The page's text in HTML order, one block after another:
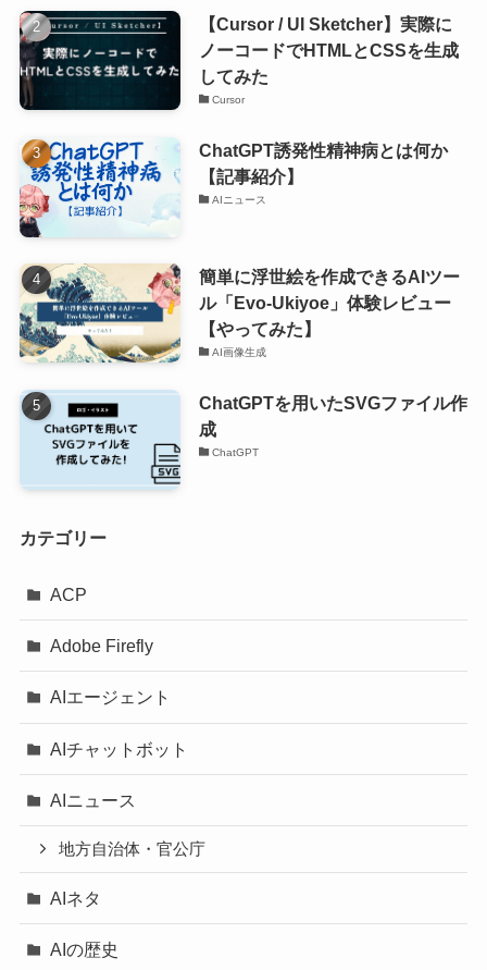
【Cursor / UI Sketcher】実際に
ノーコードでHTMLとCSSを生成
してみた
Cursor
ChatGPT誘発性精神病とは何か
【記事紹介】
AIニュース
簡単に浮世絵を作成できるAIツー
ル「Evo-Ukiyoe」体験レビュー
【やってみた】
AI画像生成
ChatGPTを用いたSVGファイル作
成
ChatGPT
カテゴリー
ACP
Adobe Firefly
AIエージェント
AIチャットボット
AIニュース
地方自治体・官公庁
AIネタ
AIの歴史